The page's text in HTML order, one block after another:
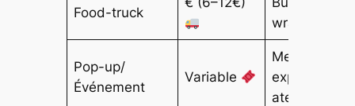
Food-truck
wraps
Pop-up/
Événement
Variable
Menus
ateliers